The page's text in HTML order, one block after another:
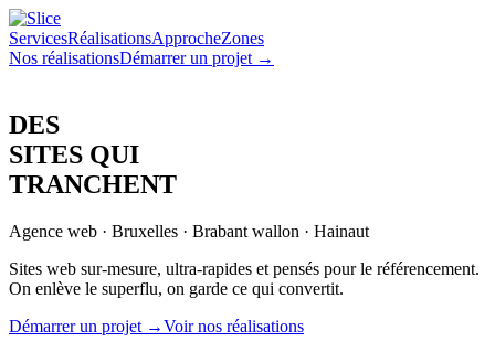
ServicesRéalisationsApprocheZones
Nos réalisationsDémarrer un projet →
DES
SITES QUI
TRANCHENT
Agence web · Bruxelles · Brabant wallon · Hainaut
Sites web sur-mesure, ultra-rapides et pensés pour le référencement.
On enlève le superflu, on garde ce qui convertit.
Démarrer un projet →Voir nos réalisations